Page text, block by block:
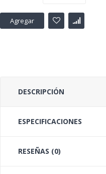
Agregar
DESCRIPCIÓN
ESPECIFICACIONES
RESEÑAS (0)